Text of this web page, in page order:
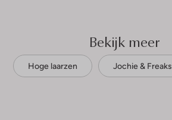
Bekijk meer
Hoge laarzen Jochie & Freaks